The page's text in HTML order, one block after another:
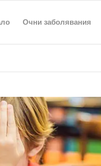
Очни заболявания